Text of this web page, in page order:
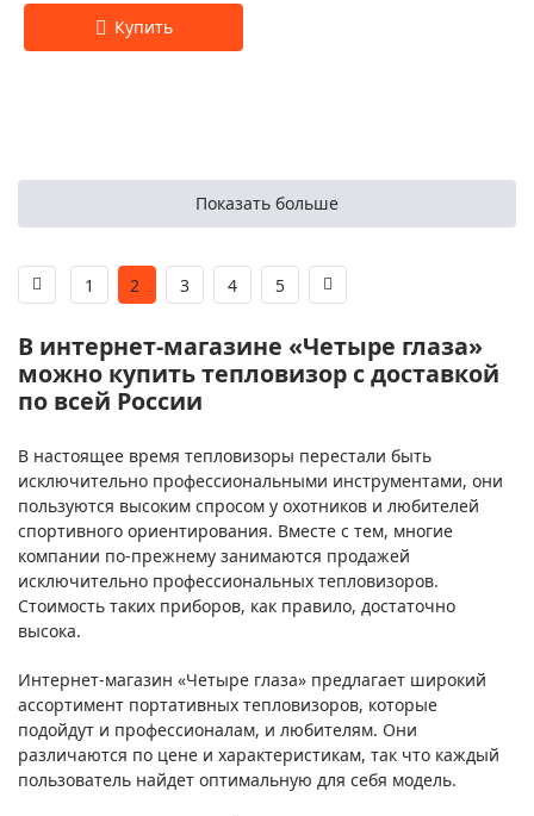
Показать больше
1 2 3 4 5
В интернет-магазине «Четыре глаза»
можно купить тепловизор с доставкой
по всей России
В настоящее время тепловизоры перестали быть
исключительно профессиональными инструментами, они
пользуются высоким спросом у охотников и любителей
спортивного ориентирования. Вместе с тем, многие
компании по-прежнему занимаются продажей
исключительно профессиональных тепловизоров.
Стоимость таких приборов, как правило, достаточно
высока.
Интернет-магазин «Четыре глаза» предлагает широкий
ассортимент портативных тепловизоров, которые
подойдут и профессионалам, и любителям. Они
различаются по цене и характеристикам, так что каждый
пользователь найдет оптимальную для себя модель.